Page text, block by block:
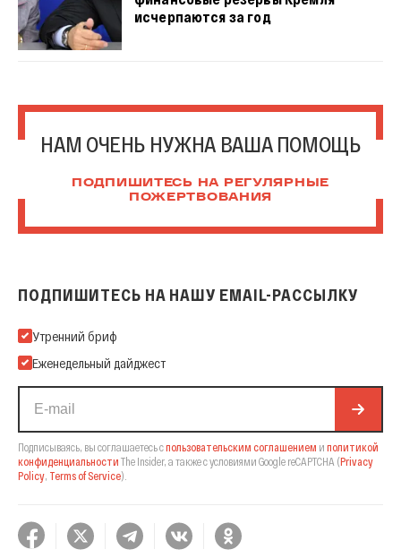
исчерпаются за год
НАМ ОЧЕНЬ НУЖНА ВАША ПОМОЩЬ
ПОДПИШИТЕСЬ НА РЕГУЛЯРНЫЕ
ПОЖЕРТВОВАНИЯ
ПОДПИШИТЕСЬ НА НАШУ EMAIL-РАССЫЛКУ
Подпишитесь на нашу Email-рассылку
Утренний бриф
Еженедельный дайджест
Подписываясь, вы соглашаетесь спользовательским соглашением и политикой
конфиденциальности The Insider, а также с условиями Google reCAPTCHA (Privacy
Policy, Terms of Service).